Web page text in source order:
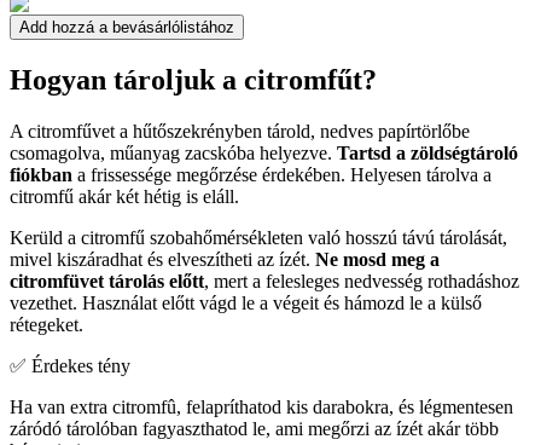
Add hozzá a bevásárlólistához
Hogyan tároljuk a citromfűt?
A citromfűvet a hűtőszekrényben tárold, nedves papírtörlőbe
csomagolva, műanyag zacskóba helyezve. Tartsd a zöldségtároló
fiókban a frissessége megőrzése érdekében. Helyesen tárolva a
citromfű akár két hétig is eláll.
Kerüld a citromfű szobahőmérsékleten való hosszú távú tárolását,
mivel kiszáradhat és elveszítheti az ízét. Ne mosd meg a
citromfüvet tárolás előtt, mert a felesleges nedvesség rothadáshoz
vezethet. Használat előtt vágd le a végeit és hámozd le a külső
rétegeket.
✅ Érdekes tény
Ha van extra citromfû, felapríthatod kis darabokra, és légmentesen
záródó tárolóban fagyaszthatod le, ami megőrzi az ízét akár több